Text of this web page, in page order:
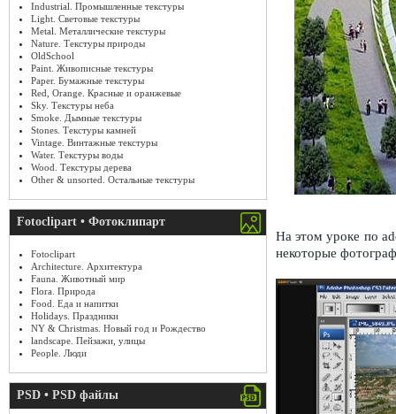
Industrial. Промышленные текстуры
Light. Световые текстуры
Metal. Металлические текстуры
Nature. Текстуры природы
OldSchool
Paint. Живописные текстуры
Paper. Бумажные текстуры
Red, Orange. Красные и оранжевые
Sky. Текстуры неба
Smoke. Дымные текстуры
Stones. Текстуры камней
Vintage. Винтажные текстуры
Water. Текстуры воды
Wood. Текстуры дерева
Other & unsorted. Остальные текстуры
Fotoclipart • Фотоклипарт
Fotoclipart
Architecture. Архитектура
Fauna. Животный мир
Flora. Природа
Food. Еда и напитки
Holidays. Праздники
NY & Christmas. Новый год и Рождество
landscape. Пейзажи, улицы
People. Люди
PSD • PSD файлы
На этом уроке по
некоторые